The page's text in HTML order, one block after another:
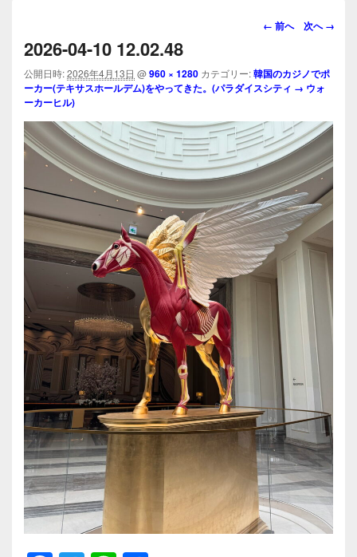
画
ビ
ゲ
シ
ョ
ン
← 前へ 次へ →
2026-04-10 12.02.48
公開日時:2026年4月13日 @960 × 1280 カテゴリー:韓国のカジノでポ
ーカー(テキサスホールデム)をやってきた。(パラダイスシティ → ウォ
ーカーヒル)